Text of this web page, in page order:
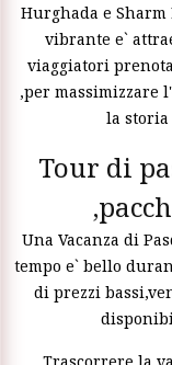
Hurghada e
vibrante e`
viaggiatori
,per massimizzare
la storia
Tour di
Una Vacanza di
tempo e` bello
di prezzi